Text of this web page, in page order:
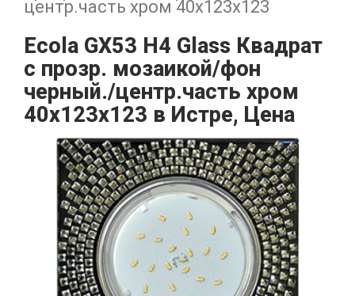
центр.часть хром 40x123x123
Ecola GX53 H4 Glass Квадрат
с прозр. мозаикой/фон
черный./центр.часть хром
40x123x123 в Истре, Цена